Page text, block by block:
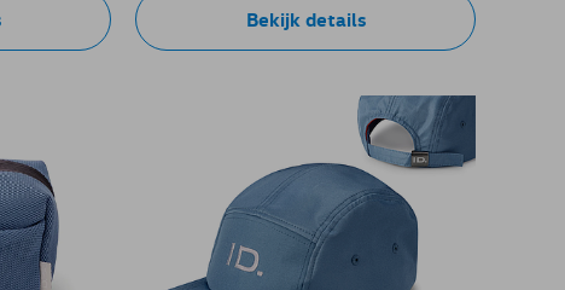
Bekijk details